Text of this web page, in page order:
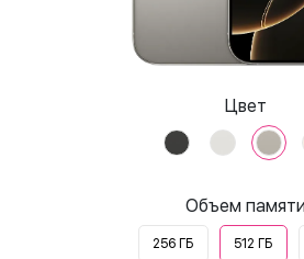
Цвет
Объем памяти
256 ГБ 512 ГБ